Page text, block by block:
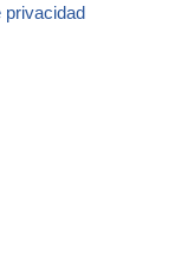
privacidad